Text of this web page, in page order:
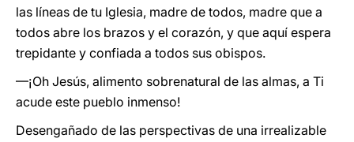
las líneas de tu Iglesia, madre de todos, madre que a
todos abre los brazos y el corazón, y que aquí espera
trepidante y confiada a todos sus obispos.
—¡Oh Jesús, alimento sobrenatural de las almas, a Ti
acude este pueblo inmenso!
Desengañado de las perspectivas de una irrealizable